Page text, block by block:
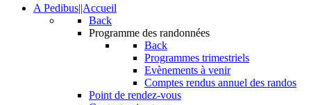
A Pedibus||Accueil
Back
Programme des randonnées
Back
Programmes trimestriels
Evènements à venir
Comptes rendus annuel des randos
Point de rendez-vous